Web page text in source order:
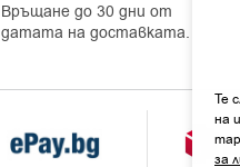
Те
на
за
Връщане до 30 дни от
датата на доставката.